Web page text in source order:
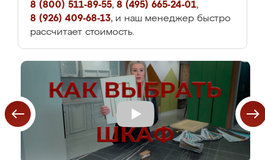
8 (800) 511-89-55, 8 (495) 665-24-01,
8 (926) 409-68-13, и наш менеджер быстро
рассчитает стоимость.